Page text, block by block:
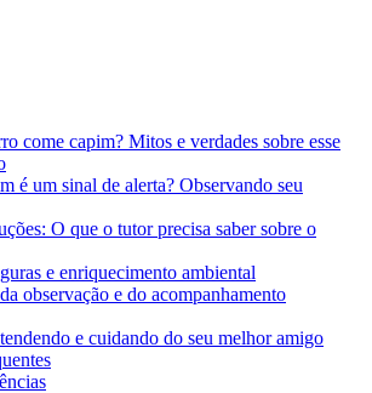
come capim? Mitos e verdades sobre esse
é um sinal de alerta? Observando seu
O que o tutor precisa saber sobre o
e enriquecimento ambiental
observação e do acompanhamento
e cuidando do seu melhor amigo